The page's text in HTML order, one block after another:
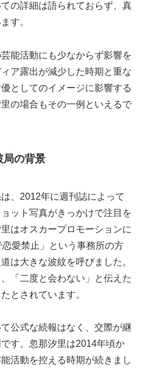
の詳細は語られておらず、真
す。
能活動にも少なからず影響を
ア露出が減少した時期と重な
としてのイメージに影響する
の場合もその一例といえるで
局の背景
、2012年に週刊誌によって
ット写真がきっかけで注目を
はオスカープロモーションに
愛禁止」という事務所の方
は大きな波紋を呼びました。
「二度と会わない」と伝えた
とされています。
公式な続報はなく、交際が継
す。忽那汐里は2014年頃か
活動を控える時期が続きまし